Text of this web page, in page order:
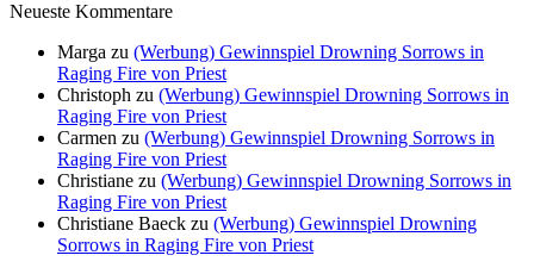
Neueste Kommentare
Marga zu (Werbung) Gewinnspiel Drowning Sorrows in
Raging Fire von Priest
Christoph zu (Werbung) Gewinnspiel Drowning Sorrows in
Raging Fire von Priest
Carmen zu (Werbung) Gewinnspiel Drowning Sorrows in
Raging Fire von Priest
Christiane zu (Werbung) Gewinnspiel Drowning Sorrows in
Raging Fire von Priest
Christiane Baeck zu (Werbung) Gewinnspiel Drowning
Sorrows in Raging Fire von Priest